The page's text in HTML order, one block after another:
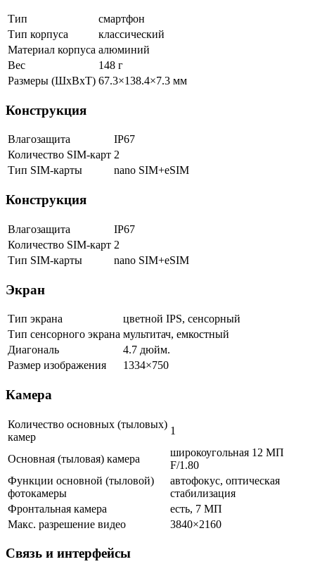
Тип
смартфон
Тип корпуса
классический
Материал корпуса алюминий
Вес
148 г
Размеры (ШxВxТ) 67.3×138.4×7.3 мм
Конструкция
Влагозащита
IP67
Количество SIM-карт 2
Тип SIM-карты
nano SIM+eSIM
Конструкция
Влагозащита
IP67
Количество SIM-карт 2
Тип SIM-карты
nano SIM+eSIM
Экран
Тип экрана
цветной IPS, сенсорный
Тип сенсорного экрана мультитач, емкостный
Диагональ
4.7 дюйм.
Размер изображения
1334×750
Камера
Количество основных (тыловых)
камер
1
Основная (тыловая) камера
широкоугольная 12 МП
F/1.80
Функции основной (тыловой)
фотокамеры
автофокус, оптическая
стабилизация
Фронтальная камера
есть, 7 МП
Макс. разрешение видео
3840×2160
Связь и интерфейсы